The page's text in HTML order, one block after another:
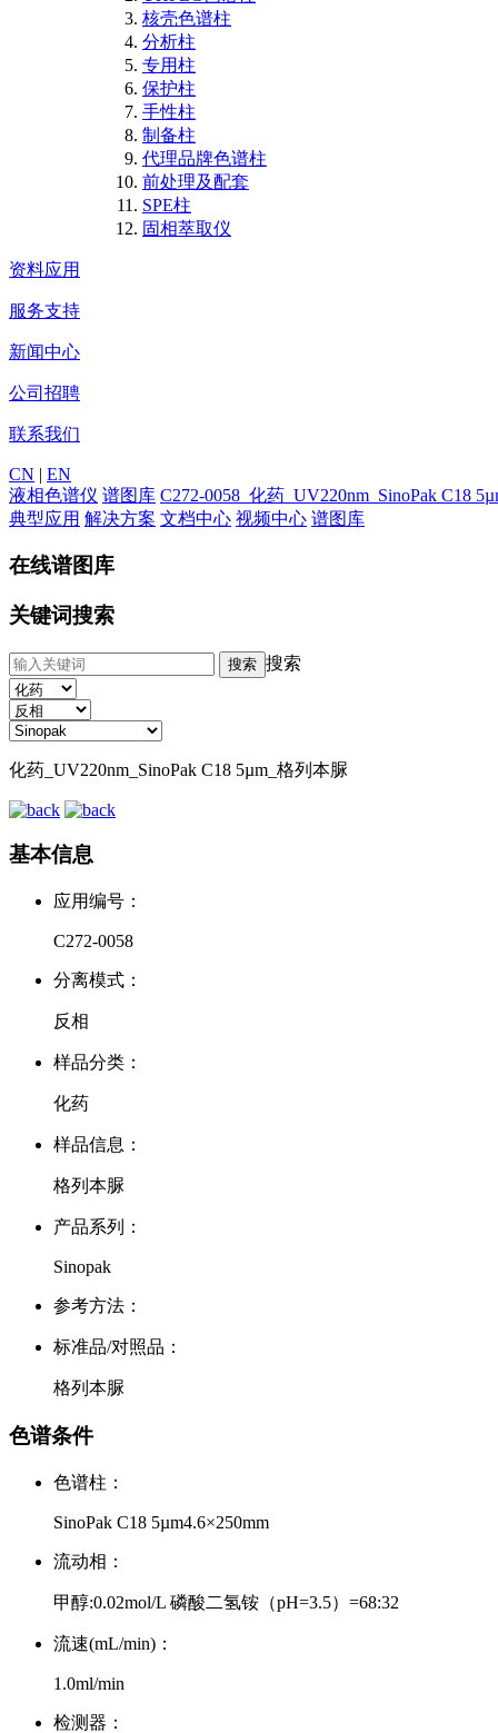
核壳色谱柱
分析柱
专用柱
保护柱
手性柱
制备柱
代理品牌色谱柱
前处理及配套
SPE柱
固相萃取仪
资料应用
服务支持
新闻中心
公司招聘
联系我们
CN | EN
液相色谱仪 谱图库 C272-0058_化药_UV220nm_SinoPak C18
典型应用 解决方案 文档中心 视频中心 谱图库
在线谱图库
关键词搜索
搜索
化药_UV220nm_SinoPak C18 5µm_格列本脲
基本信息
应用编号：
C272-0058
分离模式：
反相
样品分类：
化药
样品信息：
格列本脲
产品系列：
Sinopak
参考方法：
标准品/对照品：
格列本脲
色谱条件
色谱柱：
SinoPak C18 5µm4.6×250mm
流动相：
甲醇:0.02mol/L 磷酸二氢铵（pH=3.5）=68:32
流速(mL/min)：
1.0ml/min
检测器：